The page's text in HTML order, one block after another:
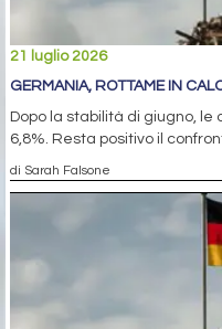
21 luglio 2026
GERMANIA, ROTTAME IN
Dopo la stabilità di giugno,
6,8%. Resta positivo il
di Sarah Falsone